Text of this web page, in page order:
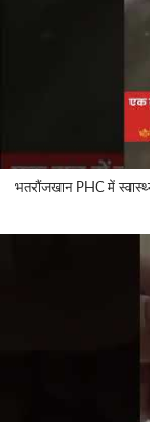
भतरौंजखान PHC में